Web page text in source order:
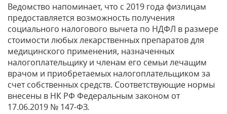
Ведомство напоминает, что с 2019 года физлицам
предоставляется возможность получения
социального налогового вычета по НДФЛ в размере
стоимости любых лекарственных препаратов для
медицинского применения, назначенных
налогоплательщику и членам его семьи лечащим
врачом и приобретаемых налогоплательщиком за
счет собственных средств. Соответствующие нормы
внесены в НК РФ Федеральным законом от
17.06.2019 № 147-ФЗ.